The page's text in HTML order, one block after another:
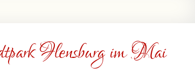
Flensburg im Mai